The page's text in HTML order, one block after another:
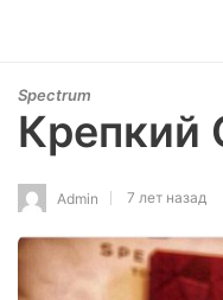
Spectrum
Крепкий
Admin 7 лет назад